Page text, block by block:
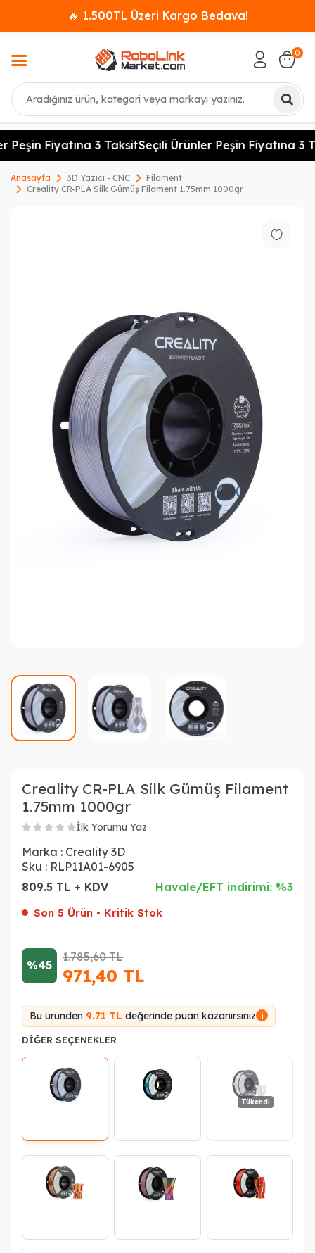
🔥 1.500TL Üzeri Kargo Bedava!
Ara
0
Fiyatına 3 TaksitSeçili Ürünler Peşin Fiyatına 3
Anasayfa 3D Yazıcı - CNC
Filament
Creality CR-PLA Silk Gümüş Filament 1.75mm 1000gr
Creality CR-PLA Silk Gümüş Filament
1.75mm 1000gr
İlk Yorumu Yaz
Marka : Creality 3D
Sku : RLP11A01-6905
809.5 TL + KDV
Havale/EFT indirimi: %3
Son 5 Ürün • Kritik Stok
%45
1.785,60TL
971,40 TL
Bu üründen 9.71 TL değerinde puan kazanırsınız i
DIĞER SEÇENEKLER
Tükendi